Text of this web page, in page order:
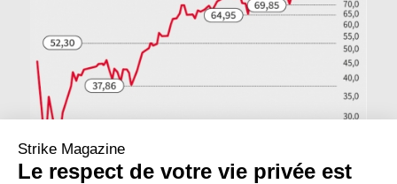
Strike Magazine
Le respect de votre vie privée est